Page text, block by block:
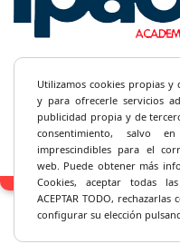
Utilizamos cookies propias y
y para ofrecerle servicios
publicidad propia y de
consentimiento, salvo
imprescindibles para el
web. Puede obtener más
Cookies, aceptar todas
ACEPTAR TODO, rechazarlas
configurar su elección